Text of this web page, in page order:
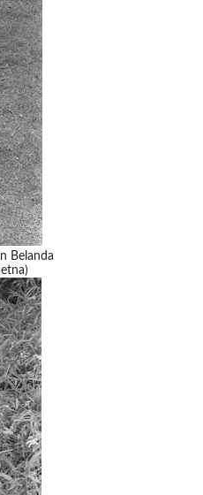
Belanda